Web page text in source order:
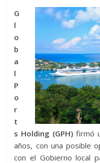
G
l
o
b
a
l
P
o
r
t
s Holding (GPH) firmó
años, con una posible
con el Gobierno local